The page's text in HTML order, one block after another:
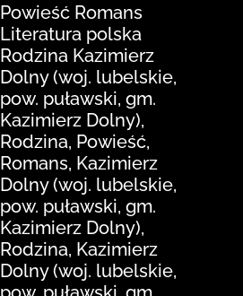
Powieść Romans
Literatura polska
Rodzina Kazimierz
Dolny (woj. lubelskie,
pow. puławski, gm.
Kazimierz Dolny),
Rodzina, Powieść,
Romans, Kazimierz
Dolny (woj. lubelskie,
pow. puławski, gm.
Kazimierz Dolny),
Rodzina, Kazimierz
Dolny (woj. lubelskie,